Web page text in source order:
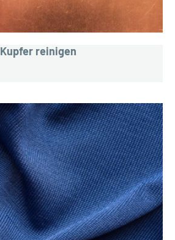
Kupfer reinigen